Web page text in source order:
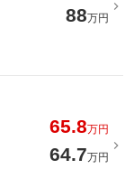
88万円
65.8万円
64.7万円